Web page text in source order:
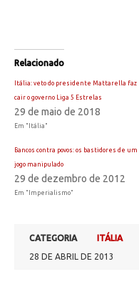
Relacionado
Itália: veto do presidente Mattarella faz
cair o governo Liga 5 Estrelas
29 de maio de 2018
Em "Itália"
Bancos contra povos: os bastidores de um
jogo manipulado
29 de dezembro de 2012
Em "Imperialismo"
CATEGORIA
ITÁLIA
28 DE ABRIL DE 2013